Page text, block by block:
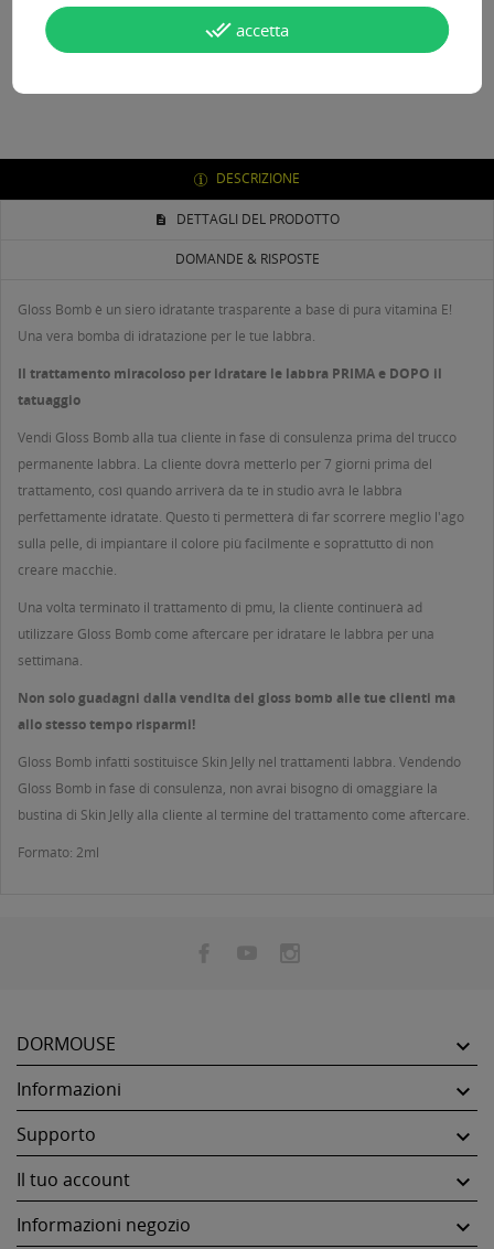
Assistenza pre e post vendita
DESCRIZIONE
DETTAGLI DEL PRODOTTO
DOMANDE & RISPOSTE
Gloss Bomb è un siero idratante trasparente a base di pura vitamina E!
Una vera bomba di idratazione per le tue labbra.
Il trattamento miracoloso per idratare le labbra PRIMA e DOPO il
tatuaggio
Vendi Gloss Bomb alla tua cliente in fase di consulenza prima del trucco
permanente labbra. La cliente dovrà metterlo per 7 giorni prima del
trattamento, così quando arriverà da te in studio avrà le labbra
perfettamente idratate. Questo ti permetterà di far scorrere meglio l'ago
sulla pelle, di impiantare il colore più facilmente e soprattutto di non
creare macchie.
Una volta terminato il trattamento di pmu, la cliente continuerà ad
utilizzare Gloss Bomb come aftercare per idratare le labbra per una
settimana.
Non solo guadagni dalla vendita dei gloss bomb alle tue clienti ma
allo stesso tempo risparmi!
Gloss Bomb infatti sostituisce Skin Jelly nel trattamenti labbra. Vendendo
Gloss Bomb in fase di consulenza, non avrai bisogno di omaggiare la
bustina di Skin Jelly alla cliente al termine del trattamento come aftercare.
Formato: 2ml
DORMOUSE 
Informazioni 
Supporto 
Il tuo account 
Informazioni negozio 
done_all accetta